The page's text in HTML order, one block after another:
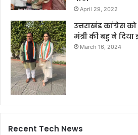
April 29, 2022
उत्तराखंड कांग्रेस
मंत्री की बहु ने दिया
March 16, 2024
Recent Tech News